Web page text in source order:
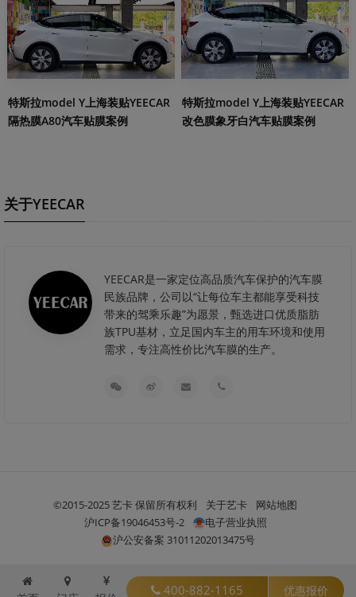
特斯拉model Y上海装贴YEECAR
隔热膜A80汽车贴膜案例
特斯拉model Y上海装贴YEECAR
改色膜象牙白汽车贴膜案例
关于YEECAR
YEECAR是一家定位高品质汽车保护的汽车膜
民族品牌，公司以“让每位车主都能享受科技
带来的驾乘乐趣”为愿景，甄选进口优质脂肪
族TPU基材，立足国内车主的用车环境和使用
需求，专注高性价比汽车膜的生产。
©2015-2025 艺卡 保留所有权利 关于艺卡
网站地图
沪ICP备19046453号-2
电子营业执照
沪公安备案 31011202013475号
400-882-1165 优惠报价